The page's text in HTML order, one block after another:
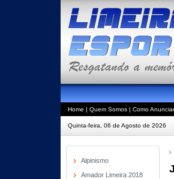
Home | Quem Somos | Como
Quinta-feira, 06 de Agosto de 2026
Alpinismo
Amador Limeira 2018